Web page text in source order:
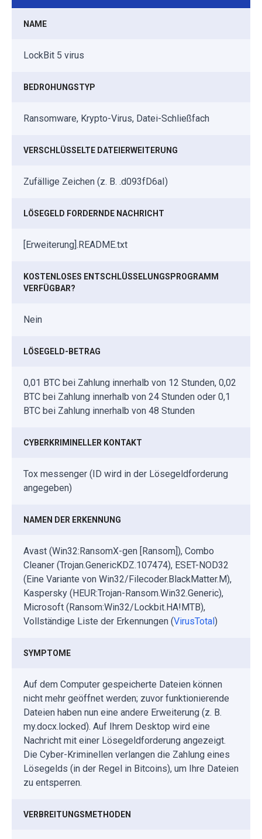
NAME
LockBit 5 virus
BEDROHUNGSTYP
Ransomware, Krypto-Virus, Datei-Schließfach
VERSCHLÜSSELTE DATEIERWEITERUNG
Zufällige Zeichen (z. B. .d093fD6aI)
LÖSEGELD FORDERNDE NACHRICHT
[Erweiterung].README.txt
KOSTENLOSES ENTSCHLÜSSELUNGSPROGRAMM
VERFÜGBAR?
Nein
LÖSEGELD-BETRAG
0,01 BTC bei Zahlung innerhalb von 12 Stunden, 0,02
BTC bei Zahlung innerhalb von 24 Stunden oder 0,1
BTC bei Zahlung innerhalb von 48 Stunden
CYBERKRIMINELLER KONTAKT
Tox messenger (ID wird in der Lösegeldforderung
angegeben)
NAMEN DER ERKENNUNG
Avast (Win32:RansomX-gen [Ransom]), Combo
Cleaner (Trojan.GenericKDZ.107474), ESET-NOD32
(Eine Variante von Win32/Filecoder.BlackMatter.M),
Kaspersky (HEUR:Trojan-Ransom.Win32.Generic),
Microsoft (Ransom:Win32/Lockbit.HA!MTB),
Vollständige Liste der Erkennungen (VirusTotal)
SYMPTOME
Auf dem Computer gespeicherte Dateien können
nicht mehr geöffnet werden; zuvor funktionierende
Dateien haben nun eine andere Erweiterung (z. B.
my.docx.locked). Auf Ihrem Desktop wird eine
Nachricht mit einer Lösegeldforderung angezeigt.
Die Cyber-Kriminellen verlangen die Zahlung eines
Lösegelds (in der Regel in Bitcoins), um Ihre Dateien
zu entsperren.
VERBREITUNGSMETHODEN